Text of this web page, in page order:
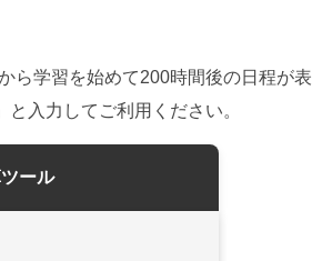
ら学習を始めて200時間後の日程が表
入力してご利用ください。
ール